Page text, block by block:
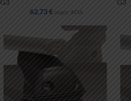
G3
62,73€ συμπ. ΦΠΑ
G3